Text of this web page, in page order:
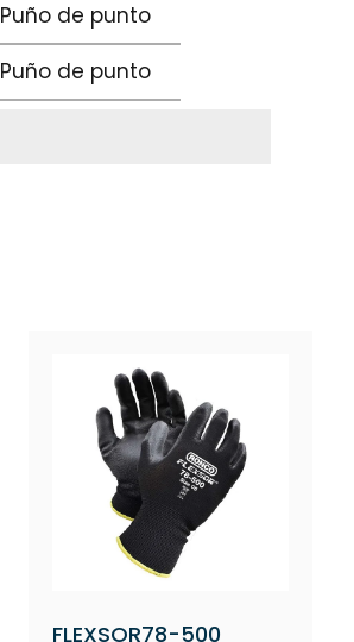
Puño de punto
Puño de punto
FLEXSOR78-500